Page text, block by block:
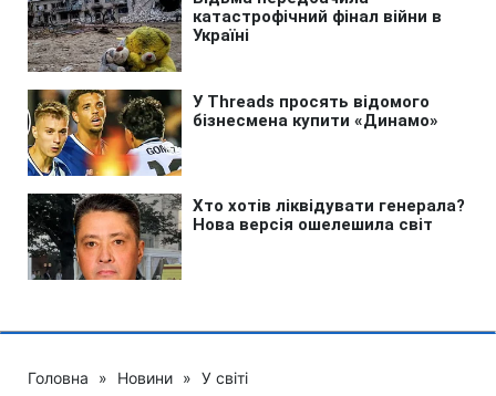
Головна » Новини » У світі